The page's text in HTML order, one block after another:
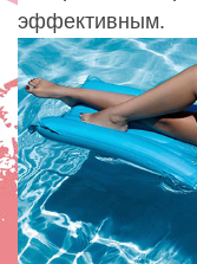
эффективным.